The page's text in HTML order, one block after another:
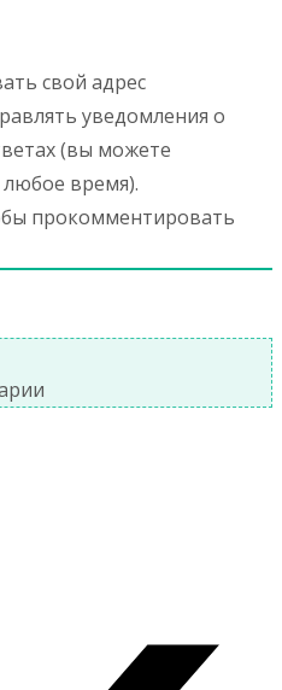
свой адрес
уведомления о
(вы можете
любое время).
прокомментировать